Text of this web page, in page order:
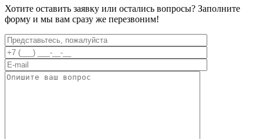
Хотите оставить заявку или остались вопросы? Заполните
форму и мы вам сразу же перезвоним!